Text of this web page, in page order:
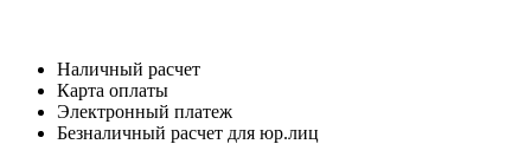
Наличный расчет
Карта оплаты
Электронный платеж
Безналичный расчет для юр.лиц